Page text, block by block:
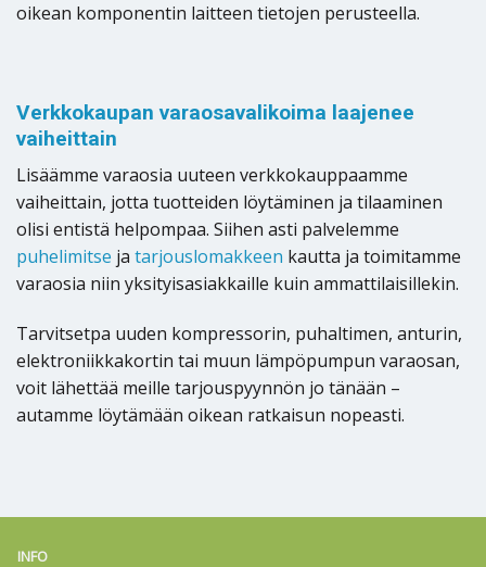
oikean komponentin laitteen tietojen perusteella.
Verkkokaupan varaosavalikoima laajenee
vaiheittain
Lisäämme varaosia uuteen verkkokauppaamme
vaiheittain, jotta tuotteiden löytäminen ja tilaaminen
olisi entistä helpompaa. Siihen asti palvelemme
puhelimitse ja tarjouslomakkeen kautta ja toimitamme
varaosia niin yksityisasiakkaille kuin ammattilaisillekin.
Tarvitsetpa uuden kompressorin, puhaltimen, anturin,
elektroniikkakortin tai muun lämpöpumpun varaosan,
voit lähettää meille tarjouspyynnön jo tänään –
autamme löytämään oikean ratkaisun nopeasti.
INFO